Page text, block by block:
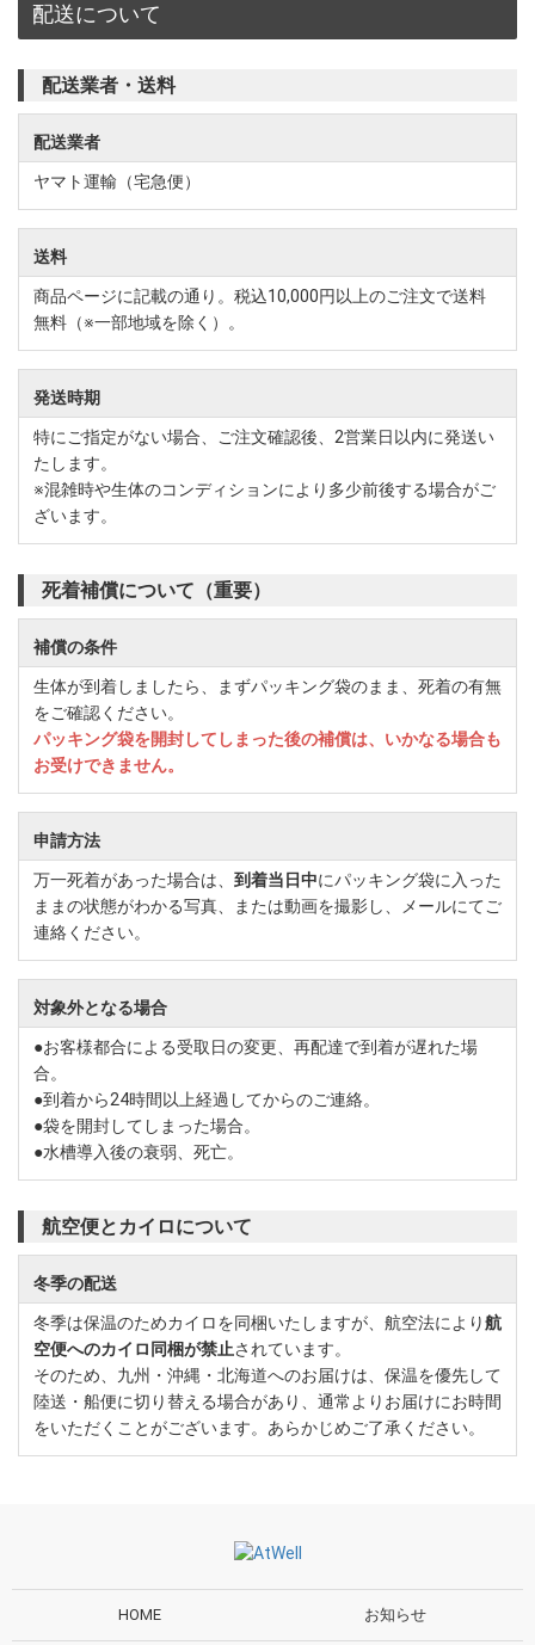
配送について
配送業者・送料
配送業者
ヤマト運輸（宅急便）
送料
商品ページに記載の通り。税込10,000円以上のご注文で送料
無料（※一部地域を除く）。
発送時期
特にご指定がない場合、ご注文確認後、2営業日以内に発送い
たします。
※混雑時や生体のコンディションにより多少前後する場合がご
ざいます。
死着補償について（重要）
補償の条件
生体が到着しましたら、まずパッキング袋のまま、死着の有無
をご確認ください。
パッキング袋を開封してしまった後の補償は、いかなる場合も
お受けできません。
申請方法
万一死着があった場合は、 到着当日中にパッキング袋に入った
ままの状態がわかる写真、または動画を撮影し、メールにてご
連絡ください。
対象外となる場合
●お客様都合による受取日の変更、再配達で到着が遅れた場
合。
●到着から24時間以上経過してからのご連絡。
●袋を開封してしまった場合。
●水槽導入後の衰弱、死亡。
航空便とカイロについて
冬季の配送
冬季は保温のためカイロを同梱いたしますが、航空法により航
空便へのカイロ同梱が禁止されています。
そのため、九州・沖縄・北海道へのお届けは、保温を優先して
陸送・船便に切り替える場合があり、通常よりお届けにお時間
をいただくことがございます。あらかじめご了承ください。
HOME お知らせ